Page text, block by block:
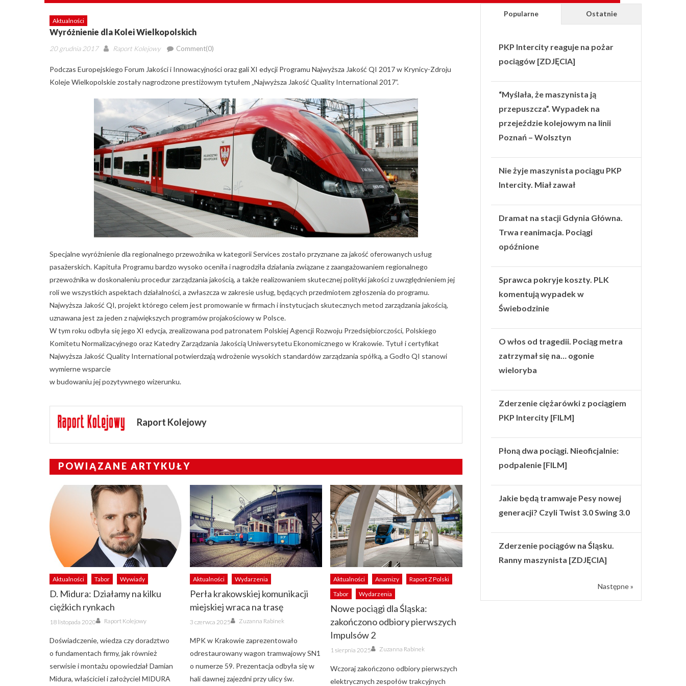
Aktualności
Wyróżnienie dla Kolei Wielkopolskich
Posted
20 grudnia 2017 Author
Raport Kolejowy Comment(0)
Podczas Europejskiego Forum Jakości i Innowacyjności oraz gali XI edycji Programu Najwyższa Jakość QI 2017 w Krynicy-Zdroju
Koleje Wielkopolskie zostały nagrodzone prestiżowym tytułem „Najwyższa Jakość Quality International 2017”.
Specjalne wyróżnienie dla regionalnego przewoźnika w kategorii Services zostało przyznane za jakość oferowanych usług
pasażerskich. Kapituła Programu bardzo wysoko oceniła i nagrodziła działania związane z zaangażowaniem regionalnego
przewoźnika w doskonaleniu procedur zarządzania jakością, a także realizowaniem skutecznej polityki jakości z uwzględnieniem jej
roli we wszystkich aspektach działalności, a zwłaszcza w zakresie usług, będących przedmiotem zgłoszenia do programu.
Najwyższa Jakość QI, projekt którego celem jest promowanie w firmach i instytucjach skutecznych metod zarządzania jakością,
uznawana jest za jeden z największych programów projakościowy w Polsce.
W tym roku odbyła się jego XI edycja, zrealizowana pod patronatem Polskiej Agencji Rozwoju Przedsiębiorczości, Polskiego
Komitetu Normalizacyjnego oraz Katedry Zarządzania Jakością Uniwersytetu Ekonomicznego w Krakowie. Tytuł i certyfikat
Najwyższa Jakość Quality International potwierdzają wdrożenie wysokich standardów zarządzania spółką, a Godło QI stanowi
wymierne wsparcie
w budowaniu jej pozytywnego wizerunku.
Raport Kolejowy
POWIĄZANE ARTYKUŁY
Aktualności Tabor Wywiady
D. Midura: Działamy na kilku
ciężkich rynkach
Posted
on
18 listopada 2020 Author
Raport Kolejowy
Doświadczenie, wiedza czy doradztwo
o fundamentach firmy, jak również
serwisie i montażu opowiedział Damian
Midura, właściciel i założyciel MIDURA
Aktualności Wydarzenia
Perła krakowskiej komunikacji
miejskiej wraca na trasę
Posted
on
3 czerwca 2025 Author
Zuzanna Rabinek
MPK w Krakowie zaprezentowało
odrestaurowany wagon tramwajowy SN1
o numerze 59. Prezentacja odbyła się w
hali dawnej zajezdni przy ulicy św.
Aktualności Anamizy
Raport Z Polski
Tabor
Wydarzenia
Nowe pociągi dla Śląska:
zakończono odbiory pierwszych
Impulsów 2
Posted
on
1 sierpnia 2025 Author
Zuzanna Rabinek
Wczoraj zakończono odbiory pierwszych
elektrycznych zespołów trakcyjnych
Popularne Ostatnie
PKP Intercity reaguje na pożar
pociągów [ZDJĘCIA]
“Myślała, że maszynista ją
przepuszcza”. Wypadek na
przejeździe kolejowym na linii
Poznań – Wolsztyn
Nie żyje maszynista pociągu PKP
Intercity. Miał zawał
Dramat na stacji Gdynia Główna.
Trwa reanimacja. Pociągi
opóźnione
Sprawca pokryje koszty. PLK
komentują wypadek w
Świebodzinie
O włos od tragedii. Pociąg metra
zatrzymał się na… ogonie
wieloryba
Zderzenie ciężarówki z pociągiem
PKP Intercity [FILM]
Płoną dwa pociągi. Nieoficjalnie:
podpalenie [FILM]
Jakie będą tramwaje Pesy nowej
generacji? Czyli Twist 3.0 Swing 3.0
Zderzenie pociągów na Śląsku.
Ranny maszynista [ZDJĘCIA]
Następne »